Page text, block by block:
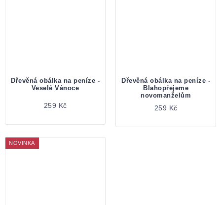
Dřevěná obálka na peníze -
Veselé Vánoce
259 Kč
Dřevěná obálka na peníze -
Blahopřejeme
novomanželům
259 Kč
NOVINKA